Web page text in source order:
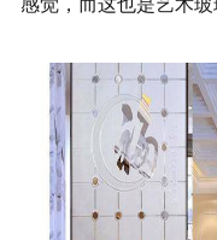
感觉，而这也是艺术玻